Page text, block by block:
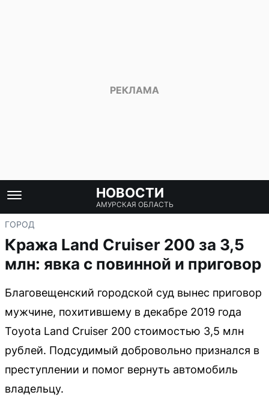
НОВОСТИ
АМУРСКАЯ ОБЛАСТЬ
ГОРОД
Кража Land Cruiser 200 за 3,5
млн: явка с повинной и приговор
Благовещенский городской суд вынес приговор
мужчине, похитившему в декабре 2019 года
Toyota Land Cruiser 200 стоимостью 3,5 млн
рублей. Подсудимый добровольно признался в
преступлении и помог вернуть автомобиль
владельцу.